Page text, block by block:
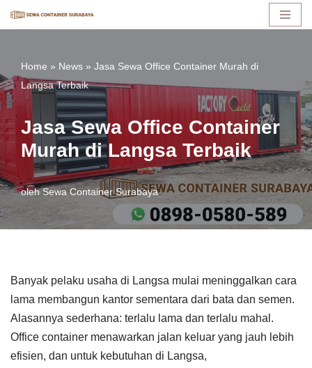
konten
Home » News » Jasa Sewa Office Container Murah di
Langsa Terbaik
Jasa Sewa Office Container
Murah di Langsa Terbaik
olehSewa Container Surabaya
Banyak pelaku usaha di Langsa mulai meninggalkan cara
lama membangun kantor sementara dari bata dan semen.
Alasannya sederhana: terlalu lama dan terlalu mahal.
Office container menawarkan jalan keluar yang jauh lebih
efisien, dan untuk kebutuhan di Langsa,